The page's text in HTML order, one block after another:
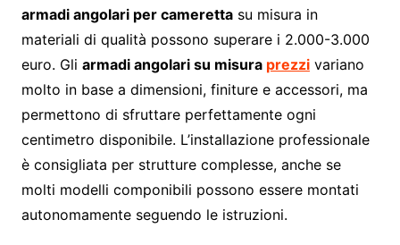
armadi angolari per camerettasu misura in
materiali di qualità possono superare i 2.000-3.000
euro. Gli armadi angolari su misura prezzivariano
molto in base a dimensioni, finiture e accessori, ma
permettono di sfruttare perfettamente ogni
centimetro disponibile. L’installazione professionale
è consigliata per strutture complesse, anche se
molti modelli componibili possono essere montati
autonomamente seguendo le istruzioni.